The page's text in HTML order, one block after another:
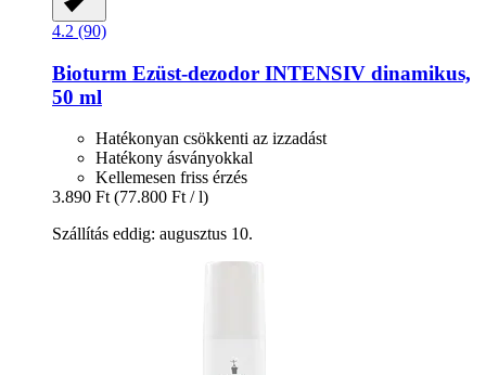
4.2 (90)
Bioturm Ezüst-​dezodor INTENSIV dinamikus,
50 ml
Hatékonyan csökkenti az izzadást
Hatékony ásványokkal
Kellemesen friss érzés
3.890 Ft (77.800 Ft / l)
Szállítás eddig: augusztus 10.